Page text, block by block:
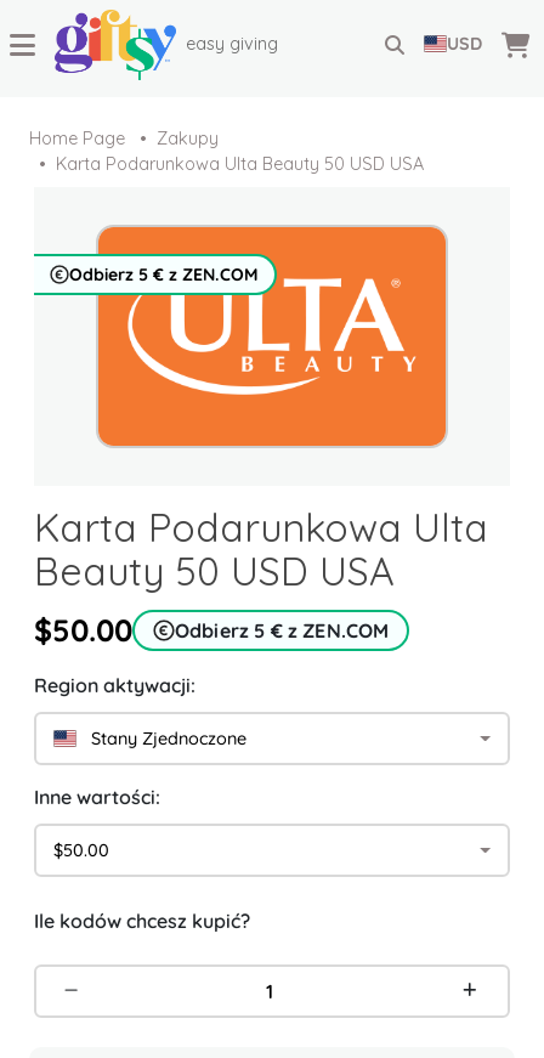
easy giving USD
Home Page
Zakupy
Karta Podarunkowa Ulta Beauty 50 USD USA
Odbierz 5 € z ZEN.COM
Karta Podarunkowa Ulta
Beauty 50 USD USA
$50.00 Odbierz 5 € z ZEN.COM
Region aktywacji:
Stany Zjednoczone
Inne wartości:
$50.00
Ile kodów chcesz kupić?